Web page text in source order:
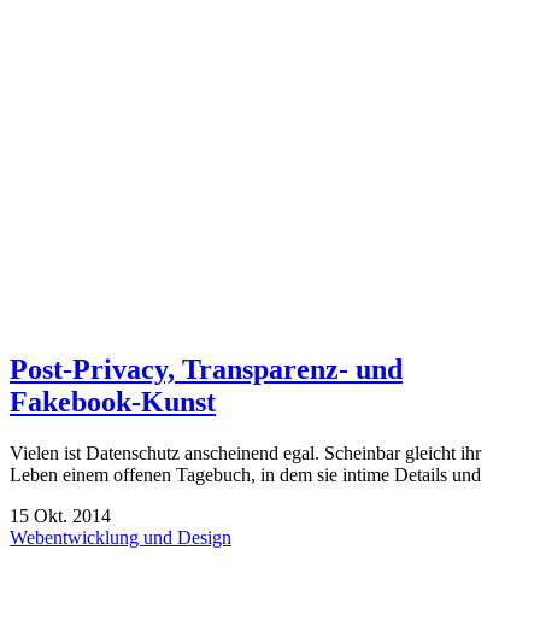
Post-Privacy, Transparenz- und
Fakebook-Kunst
Vielen ist Datenschutz anscheinend egal. Scheinbar gleicht ihr
Leben einem offenen Tagebuch, in dem sie intime Details und
15 Okt. 2014
Webentwicklung und Design